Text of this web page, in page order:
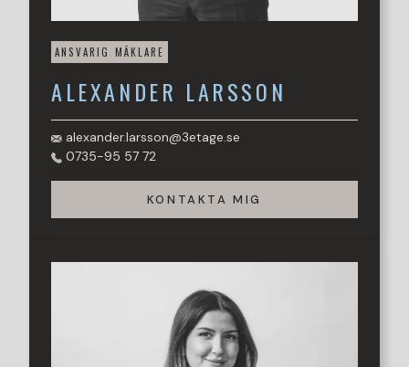
ANSVARIG MÄKLARE
ALEXANDER LARSSON
alexander.larsson@3etage.se
0735-95 57 72
KONTAKTA MIG